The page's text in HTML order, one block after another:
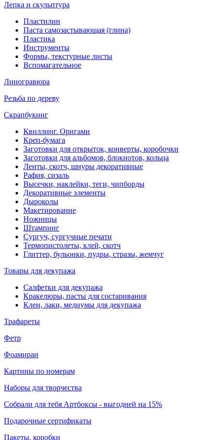
Лепка и скульптура
Пластилин
Паста самозастывающая (глина)
Пластика
Инструменты
Формы, текстурные листы
Вспомагательное
Линогравюра
Резьба по дереву
Скрапбукинг
Квиллинг. Оригами
Креп-бумага
Заготовки для открыток, конверты, коробочки
Заготовки для альбомов, блокнотов, кольца
Ленты, скотч, шнуры декоративные
Рафия, сизаль
Высечки, наклейки, теги, чипборды
Декоративные элементы
Дыроколы
Макетирование
Ножницы
Штампинг
Сургуч, сургучные печати
Термопистолеты, клей, скотч
Глиттер, бульонки, пудры, стразы, жемчуг
Товары для декупажа
Салфетки для декупажа
Кракелюры, пасты для состаривания
Клеи, лаки, медиумы для декупажа
Трафареты
Фетр
Фоамиран
Картины по номерам
Наборы для творчества
Собрали для тебя Артбоксы - выгодней на 15%
Подарочные сертификаты
Пакеты, коробки